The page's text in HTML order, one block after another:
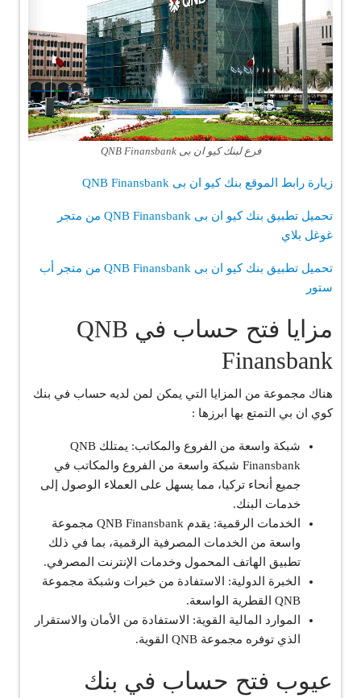
فرع لبنك كيو ان بى QNB Finansbank
زيارة رابط الموقع بنك كيو ان بى QNB Finansbank
تحميل تطبيق بنك كيو ان بى QNB Finansbank من متجر
غوغل بلاي
تحميل تطبيق بنك كيو ان بى QNB Finansbank من متجر أب
ستور
مزايا فتح حساب في QNB
Finansbank
هناك مجموعة من المزايا التي يمكن لمن لديه حساب في بنك
كوي ان بي التمتع بها ابرزها :
شبكة واسعة من الفروع والمكاتب: يمتلك QNB
Finansbank شبكة واسعة من الفروع والمكاتب في
جميع أنحاء تركيا، مما يسهل على العملاء الوصول إلى
خدمات البنك.
الخدمات الرقمية: يقدم QNB Finansbank مجموعة
واسعة من الخدمات المصرفية الرقمية، بما في ذلك
تطبيق الهاتف المحمول وخدمات الإنترنت المصرفي.
الخبرة الدولية: الاستفادة من خبرات وشبكة مجموعة
QNB القطرية الواسعة.
الموارد المالية القوية: الاستفادة من الأمان والاستقرار
الذي توفره مجموعة QNB القوية.
عيوب فتح حساب في بنك